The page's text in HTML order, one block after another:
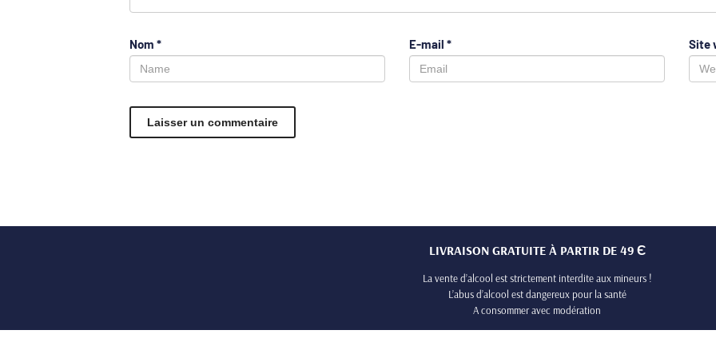
Nom * E-mail * Site
LIVRAISON GRATUITE À PARTIR DE 49 Є
La vente d’alcool est strictement interdite aux mineurs !
L’abus d’alcool est dangereux pour la santé
A consommer avec modération